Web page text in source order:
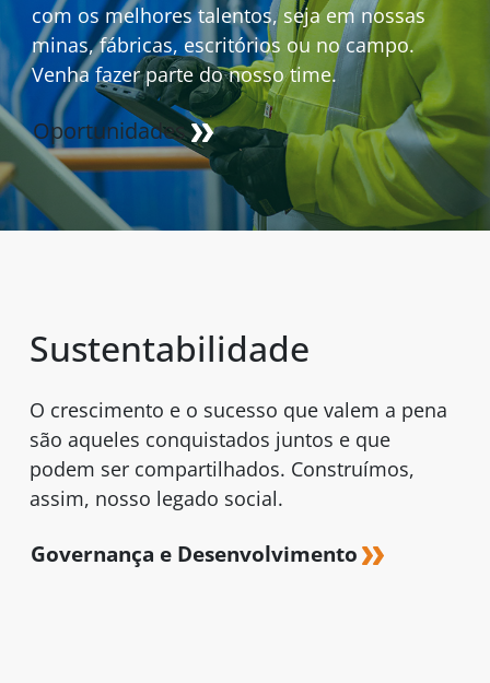
com os melhores talentos, seja em nossas
minas, fábricas, escritórios ou no campo.
Venha fazer parte do nosso time.
Oportunidades
Sustentabilidade
O crescimento e o sucesso que valem a pena
são aqueles conquistados juntos e que
podem ser compartilhados. Construímos,
assim, nosso legado social.
Governança e Desenvolvimento